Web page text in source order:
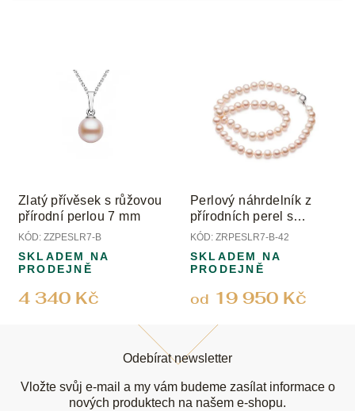
Zlatý přívěsek s růžovou
přírodní perlou 7 mm
KÓD: ZZPESLR7-B
4 340 Kč
SKLADEM NA
PRODEJNĚ
Perlový náhrdelník z
přírodních perel s
uzávěrem z bílého zlata;
KÓD: ZRPESLR7-B-42
od 19 950 Kč
SKLADEM NA
PRODEJNĚ
Odebírat newsletter
Vložte svůj e-mail a my vám budeme zasílat informace o
nových produktech na našem e-shopu.